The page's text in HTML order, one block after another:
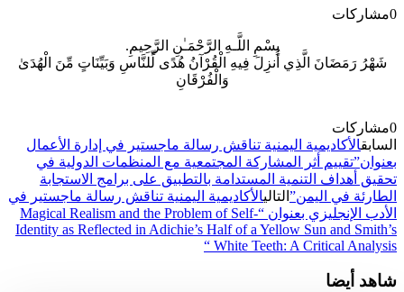
بِسْمِ اللَّـهِ الرَّحْمَـٰنِ الرَّحِيمِ.
الَّذِي أُنزِلَ فِيهِ الْقُرْآنُ هُدًى لِّلنَّاسِ وَبَيِّنَاتٍ مِّنَ الْهُدَىٰ
اليمنية تناقش رسالة ماجستير في إدارة الأعمال
أثر المشاركة المجتمعية مع المنظمات الدولية في
التنمية المستدامة بالتطبيق على برامج الاستجابة
اليمن”التاليالأكاديمية اليمنية تناقش رسالة ماجستير في
الأدب الإنجليزي بعنوان “Magical Realism and the Problem of Self-
Identity as Reflected in Adichie’s Half of a Yellow Sun
White Teeth: A Critical